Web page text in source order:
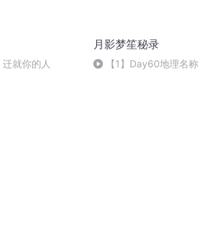
就你的人
月影梦笙秘录
【1】Day60地理名称